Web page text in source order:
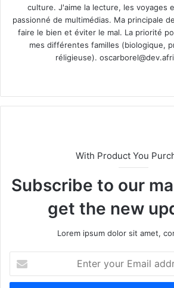
culture. J'aime la lecture, les voyages
passionné de multimédias. Ma principale
faire le bien et éviter le mal. La priorité
mes différentes familles (biologique,
réligieuse).
te
With Product You
Subscribe to our
get the new
Lorem ipsum dolor sit amet,
t